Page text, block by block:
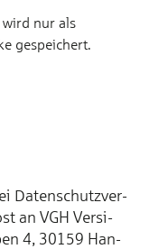
wird nur als
gespeichert.
Da­ten­schutz­ver­
an VGH Ver­si­
4, 30159 Han­